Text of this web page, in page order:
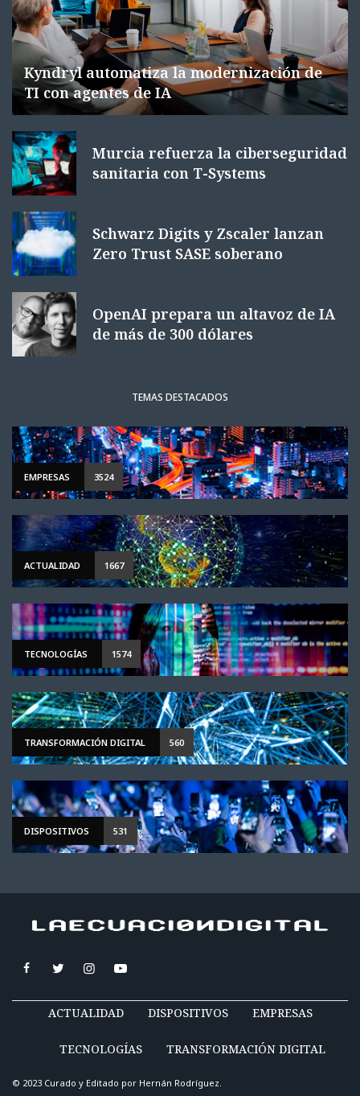
Kyndryl automatiza la modernización de
TI con agentes de IA
Murcia refuerza la ciberseguridad
sanitaria con T-Systems
Schwarz Digits y Zscaler lanzan
Zero Trust SASE soberano
OpenAI prepara un altavoz de IA
de más de 300 dólares
TEMAS DESTACADOS
EMPRESAS 3524
ACTUALIDAD 1667
TECNOLOGÍAS 1574
TRANSFORMACIÓN DIGITAL 560
DISPOSITIVOS 531
ACTUALIDAD DISPOSITIVOS EMPRESAS
TECNOLOGÍAS TRANSFORMACIÓN DIGITAL
© 2023 Curado y Editado por Hernán Rodríguez.